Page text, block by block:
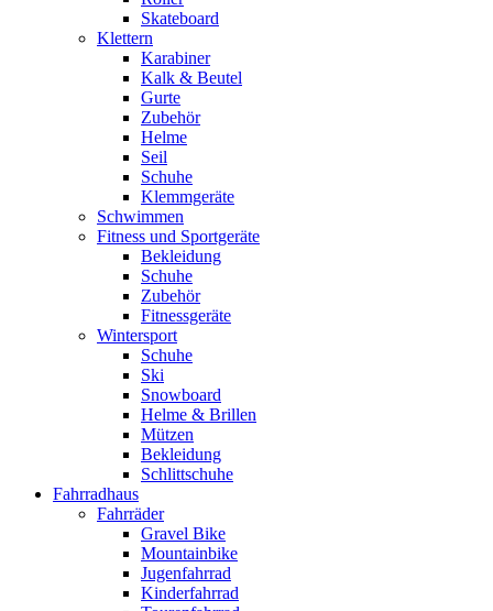
Skateboard
Klettern
Karabiner
Kalk & Beutel
Gurte
Zubehör
Helme
Seil
Schuhe
Klemmgeräte
Schwimmen
Fitness und Sportgeräte
Bekleidung
Schuhe
Zubehör
Fitnessgeräte
Wintersport
Schuhe
Ski
Snowboard
Helme & Brillen
Mützen
Bekleidung
Schlittschuhe
Fahrradhaus
Fahrräder
Gravel Bike
Mountainbike
Jugenfahrrad
Kinderfahrrad